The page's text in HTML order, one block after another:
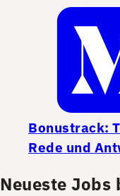
Bonustrack:
Rede und
Neueste Jobs